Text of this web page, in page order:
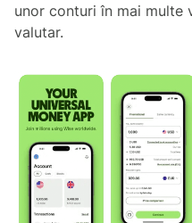
unor conturi în mai multe
valutar.